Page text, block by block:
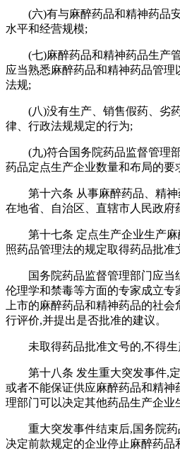
(六)有与麻醉药品和精神药品
水平和经营规模;
(七)麻醉药品和精神药品生产
应当熟悉麻醉药品和精神药品管
法规;
(八)没有生产、销售假药、劣
律、行政法规规定的行为;
(九)符合国务院药品监督管理
药品定点生产企业数量和布局的要
第十六条 从事麻醉药品、精
在地省、自治区、直辖市人民政府
第十七条 定点生产企业生产
照药品管理法的规定取得药品批准
国务院药品监督管理部门应当
伦理学和禁毒等方面的专家成立专
上市的麻醉药品和精神药品的社
行评价,并提出是否批准的建议。
未取得药品批准文号的,不得生
第十八条 发生重大突发事件,
或者不能保证供应麻醉药品和精神
理部门可以决定其他药品生产企业
重大突发事件结束后,国务院
决定前款规定的企业停止麻醉药品